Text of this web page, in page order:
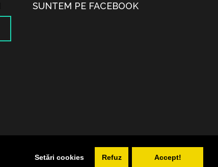
Setări cookies Refuz Accept!
SUNTEM PE FACEBOOK